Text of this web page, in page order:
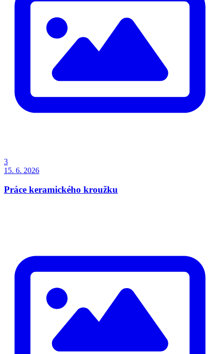
3
15. 6. 2026
Práce keramického kroužku